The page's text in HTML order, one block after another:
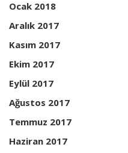
Ocak 2018
Aralık 2017
Kasım 2017
Ekim 2017
Eylül 2017
Ağustos 2017
Temmuz 2017
Haziran 2017